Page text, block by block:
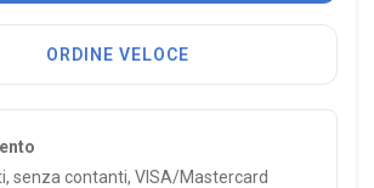
ORDINE VELOCE
senza contanti, VISA/Mastercard